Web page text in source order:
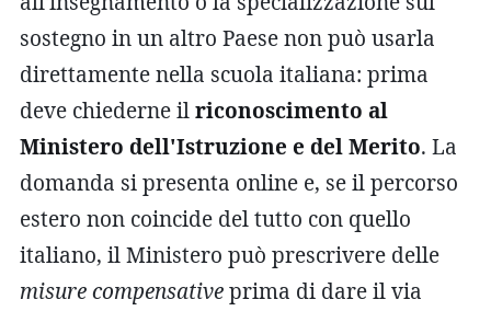
sostegno in un altro Paese non può usarla
direttamente nella scuola italiana: prima
deve chiederne ilriconoscimento al
Ministero dell'Istruzione e del Merito. La
domanda si presenta online e, se il percorso
estero non coincide del tutto con quello
italiano, il Ministero può prescrivere delle
misure compensativeprima di dare il via